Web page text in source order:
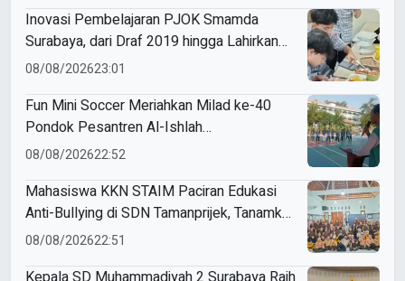
Inovasi Pembelajaran PJOK Smamda
Surabaya, dari Draf 2019 hingga Lahirkan
Modul Gizi Digital
08/08/202623:01
Fun Mini Soccer Meriahkan Milad ke-40
Pondok Pesantren Al-Ishlah
Sendangagung
08/08/202622:52
Mahasiswa KKN STAIM Paciran Edukasi
Anti-Bullying di SDN Tamanprijek, Tanamkan
Empati Sejak Dini
08/08/202622:51